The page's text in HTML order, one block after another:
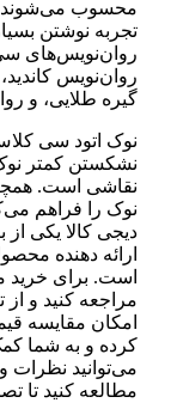
محسوب می‌شوند.
تجربه نوشتن
روان‌نویس‌های
روان‌نویس
گیره طلایی، و
نوک اتود سی
نشکستن کمتر
نقاشی است.
نوک را فراهم
دیجی کالا یکی از
ارائه دهنده
است. برای خرید
مراجعه کنید و
امکان مقایسه
کرده و به شما
می‌توانید نظرات
مطالعه کنید تا